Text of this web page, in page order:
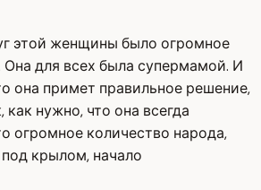
этой женщины было огромное
Она для всех была супермамой. И
она примет правильное решение,
как нужно, что она всегда
огромное количество народа,
крылом, начало